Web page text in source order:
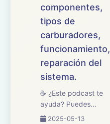
componentes,
tipos de
carburadores,
funcionamiento,
reparación del
sistema.
☕ ¿Este podcast te
ayuda? Puedes
apoyarlo en
2025-05-13